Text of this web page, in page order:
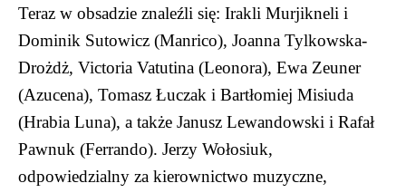
Teraz w obsadzie znaleźli się: Irakli Murjikneli i
Dominik Sutowicz (Manrico), Joanna Tylkowska-
Drożdż, Victoria Vatutina (Leonora), Ewa Zeuner
(Azucena), Tomasz Łuczak i Bartłomiej Misiuda
(Hrabia Luna), a także Janusz Lewandowski i Rafał
Pawnuk (Ferrando). Jerzy Wołosiuk,
odpowiedzialny za kierownictwo muzyczne,